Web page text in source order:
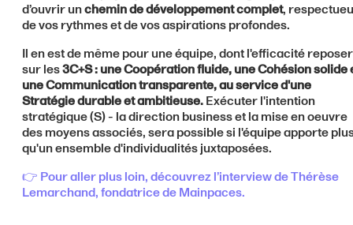
d’ouvrir unchemin de développement complet,
de vos rythmes et de vos aspirations profondes.
Il en est de même pour une équipe, dont l'efficacité
sur les3C+S : une Coopération fluide, une Cohésion solide
une Communication transparente, au service d'une
Stratégie durable et ambitieuse.Exécuter l'intention
stratégique (S) - la direction business et la mise en oeuvre
des moyens associés, sera possible si l'équipe apporte
qu'un ensemble d'individualités juxtaposées.
👉 Pour aller plus loin, découvrez l’interview de Thérèse
Lemarchand, fondatrice de Mainpaces.